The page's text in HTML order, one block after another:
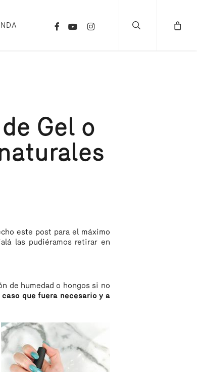
FACEBOOK
YOUTUBEINSTAGRAM
Gel o
este post para el máximo
las pudiéramos retirar en
de humedad o hongos si no
que fuera necesario y a